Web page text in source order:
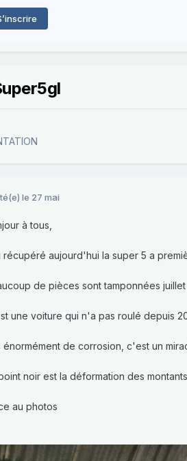
le 27 mai
à tous,
récupéré aujourd'hui la super 5 a
de pièces sont tamponnées
une voiture qui n'a pas roulé depuis
énormément de corrosion, c'est un
noir est la déformation des
au photos